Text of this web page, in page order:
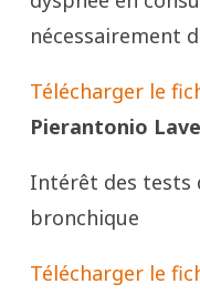
nécessairement
Télécharger le
Pierantonio
Intérêt des tests
bronchique
Télécharger le